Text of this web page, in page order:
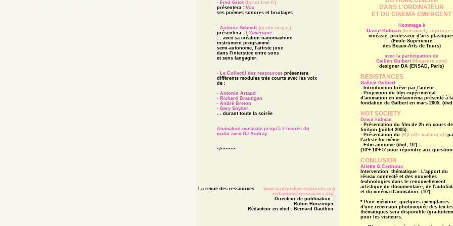
- Fred Griot (fgriot.free.fr)
présentera : Vox
ses poèmes sonores et bruitages
- Antoine Schmitt(gratin.org/as)
présentera : L'Amérique
... avec sa création nanomachine
instrument programmé
semi-autonome, l'artiste joue
dans l'interstice entre sons
et sens langagier.
- Le Collectif des ressources présentera
différents modules très courts avec les voix
de :
- Antonin Artaud
- Richard Brautigan
- André Breton
- Gary Snyder
... durant toute la soirée
Animation musicale jusqu'à 2 heures du
matin avec DJ Audray
~/~~~~~~
La revue des ressources www.larevuedesressources.org
redaction@ressources.org
Directeur de publication :
Robin Hunzinger
Rédacteur en chef : Bernard Gauthier
DANS L'ORDINATEUR
ET DU CINEMA EMERGENT
Hommage à
David Kidman
cinéaste, professeur d'arts
(Ecole Supérieure
des Beaux-Arts de Tours)
avec la participation de
Gallien Guibert (thegenre.com)
designer DA (ENSAD, Paris)
RESISTANCES
Gallien Guibert
- Introduction brève par l'auteur
- Projection du film expérimental
d'animation en métacinéma présenté à la
fondation de Galbert en mars 2005.
HOT SOCIETY
David kidman
- Présentation du film de 2h en cours de
finition (juillet 2005).
- Présentation du (B)LoGz making off
l'artiste lui-même
- Film annonce (dvd, 10').
(10'+ 10'+ 5' pour répondre aux
CONLUSION
Aliette G.Certhoux
Intervention thématique : L'apport du
réseau connecté et des nouvelles
technologies dans le renouvellement
artistique du documentaire, de
et du cinéma d'animation. (10')
* Pour mémoire, quelques exemplaires
d'une recension photocopiée des tex-tes
thématiques sera disponible (gra-
pour les visiteurs.